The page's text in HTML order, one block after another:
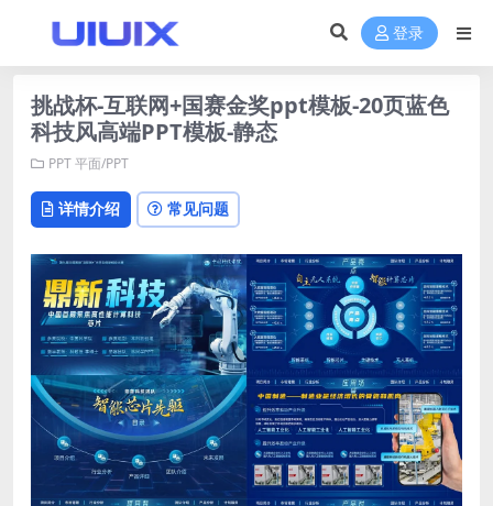
登录
挑战杯-互联网+国赛金奖ppt模板-20页蓝色
科技风高端PPT模板-静态
PPT平面/PPT
详情介绍 常见问题